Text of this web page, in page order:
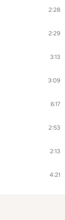
2:28
2:29
3:13
3:09
6:17
2:53
2:13
4:21